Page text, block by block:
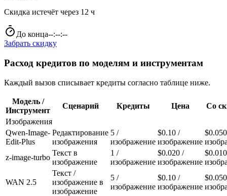
Скидка истечёт через 12 ч
До конца--:--:--
Забрать скидку
Расход кредитов по моделям и инструментам
Каждый вызов списывает кредиты согласно таблице ниже.
Модель /
Инструмент
Сценарий Кредиты Цена
Со
Изображения
Qwen-Image-
Edit-Plus
Редактирование
изображения
5 /
изображение
$0.10 /
изображение
$0.050
z-image-turbo
Текст в
изображение
1 /
изображение
$0.020 /
изображение
$0.010
WAN 2.5
Текст /
изображение в
изображение
5 /
изображение
$0.10 /
изображение
$0.050